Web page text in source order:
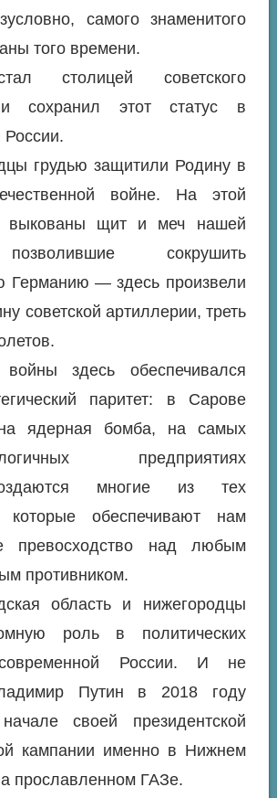
самого знаменитого
того времени.
столицей советского
сохранил этот статус в
грудью защитили Родину в
войне. На этой
выкованы щит и меч нашей
сокрушить
Германию — здесь произвели
советской артиллерии, треть
здесь обеспечивался
паритет: в Сарове
ядерная бомба, на самых
предприятиях
многие из тех
которые обеспечивают нам
превосходство над любым
противником.
область и нижегородцы
роль в политических
России. И не
Путин в 2018 году
своей президентской
кампании именно в Нижнем
прославленном ГАЗе.